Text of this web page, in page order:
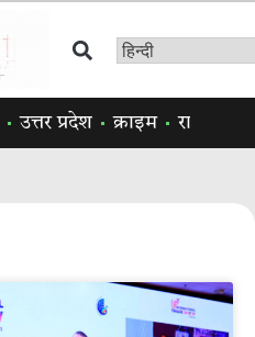
उत्तर प्रदेश क्राइम राजनीति